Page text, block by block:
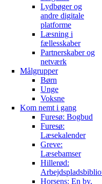
Lydbøger og
andre digitale
platforme
Læsning i
fællesskaber
Partnerskaber og
netværk
Målgrupper
Børn
Unge
Voksne
Kom nemt i gang
Furesø: Bogbud
Furesø:
Læsekalender
Greve:
Læsebamser
Hillerød:
Horsens: En by,